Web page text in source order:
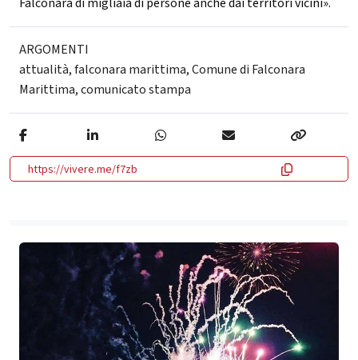
ARGOMENTI
attualità,falconara marittima,Comune di Falconara
Marittima,comunicato stampa
https://vivere.me/f7zb